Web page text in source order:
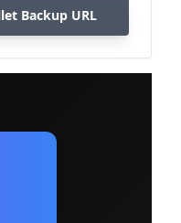
Backup URL